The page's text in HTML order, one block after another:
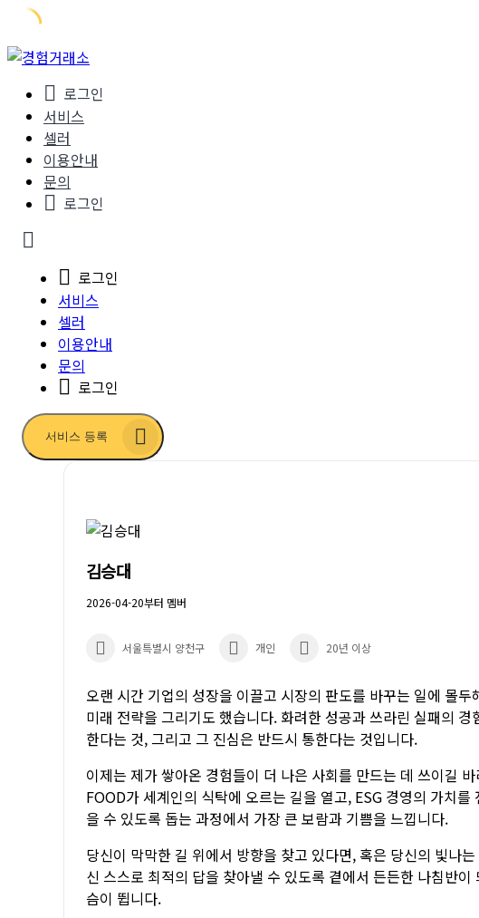
Skip
content 로그인
서비스
셀러
이용안내
문의
로그인
로그인
서비스
셀러
이용안내
문의
로그인
서비스 등록
김승대
2026-04-20부터 멤버
서울특별시 양천구 개인 20년 이상
오랜 시간 기업의 성장을 이끌고 시장의 판도를 바꾸는 일에 몰
미래 전략을 그리기도 했습니다. 화려한 성공과 쓰라린 실패의
한다는 것, 그리고 그 진심은 반드시 통한다는 것입니다.
이제는 제가 쌓아온 경험들이 더 나은 사회를 만드는 데 쓰이길
FOOD가 세계인의 식탁에 오르는 길을 열고, ESG 경영의 가치
을 수 있도록 돕는 과정에서 가장 큰 보람과 기쁨을 느낍니다.
당신이 막막한 길 위에서 방향을 찾고 있다면, 혹은 당신의 빛나
신 스스로 최적의 답을 찾아낼 수 있도록 곁에서 든든한 나침반
슴이 뜁니다.